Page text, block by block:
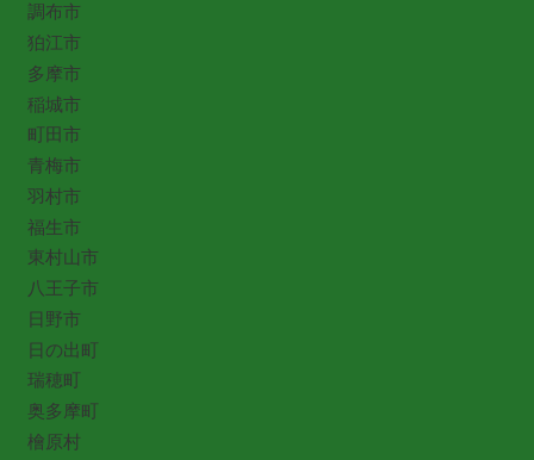
調布市
狛江市
多摩市
稲城市
町田市
青梅市
羽村市
福生市
東村山市
八王子市
日野市
日の出町
瑞穂町
奥多摩町
檜原村